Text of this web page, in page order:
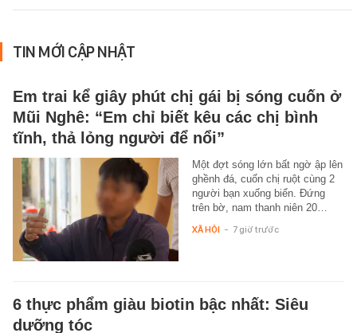
TIN MỚI CẬP NHẬT
Em trai kể giây phút chị gái bị sóng cuốn ở
Mũi Nghê: “Em chỉ biết kêu các chị bình
tĩnh, thả lỏng người để nổi”
Một đợt sóng lớn bất ngờ ập lên
ghềnh đá, cuốn chị ruột cùng 2
người bạn xuống biển. Đứng
trên bờ, nam thanh niên 20…
XÃ HỘI - 7 giờ trước
6 thực phẩm giàu biotin bậc nhất: Siêu
dưỡng tóc